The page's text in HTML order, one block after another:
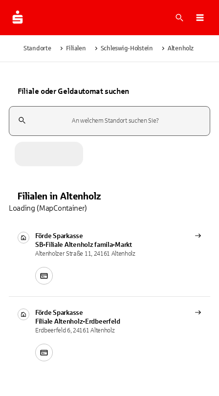
Suche
Standorte Filialen Schleswig-Holstein Altenholz
Filiale oder Geldautomat suchen
Suchfeld
Filialen in Altenholz
Förde Sparkasse
SB-Filiale Altenholz famila-Markt
Altenholzer Straße 11, 24161 Altenholz
Förde Sparkasse
Filiale Altenholz-Erdbeerfeld
Erdbeerfeld 6, 24161 Altenholz
Loading (MapContainer)